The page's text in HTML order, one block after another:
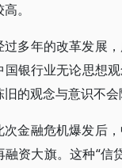
。
过多年的改革发展
国银行业无论思想
旧的观念与意识不
次金融危机爆发后
融资大旗。这种“